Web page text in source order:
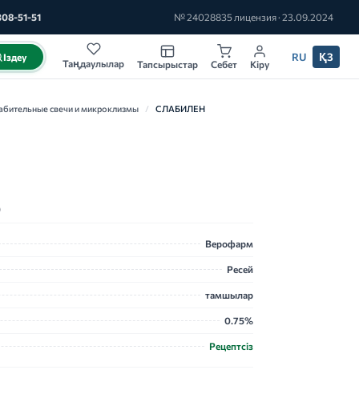
51-51 № 24028835 лицензия · 23.09.2024
Іздеу
Таңдаулылар Тапсырыстар Себет Кіру
RU ҚЗ
свечи и микроклизмы / СЛАБИЛЕН
Верофарм
Ресей
тамшылар
0.75%
Рецептсіз